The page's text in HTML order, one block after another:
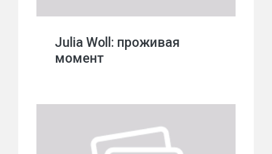
Julia Woll: проживая
момент